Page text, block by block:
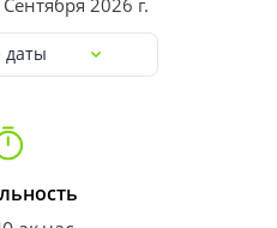
2026 г.
даты